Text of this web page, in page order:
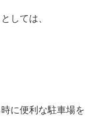
しては、
に便利な駐車場を